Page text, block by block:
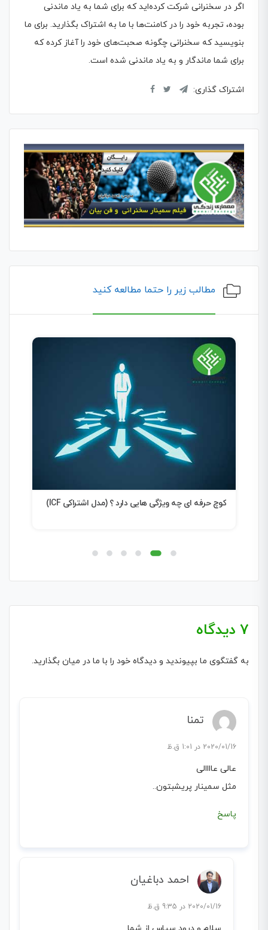
اگر در سخنرانی شرکت کرده‌اید که برای شما به یاد ماندنی
بوده، تجربه خود را در کامنت‌ها با ما به اشتراک بگذارید. برای ما
بنویسید که سخنرانی چگونه صحبت‌های خود را آغاز کرده که
برای شما ماندگار و به یاد ماندنی شده است.
اشتراک گذاری:
مطالب زیر را حتما مطالعه کنید
کوچ حرفه ای چه ویژگی هایی دارد ؟ (مدل اشتراکی ICF)
7 دیدگاه
به گفتگوی ما بپیوندید و دیدگاه خود را با ما در میان بگذارید.
تمنا
2020/01/16 در 1:01 ق.ظ
عالی عاااالی
مثل سمینار پریشبتون..
پاسخ
احمد دباغیان
2020/01/16 در 9:35 ق.ظ